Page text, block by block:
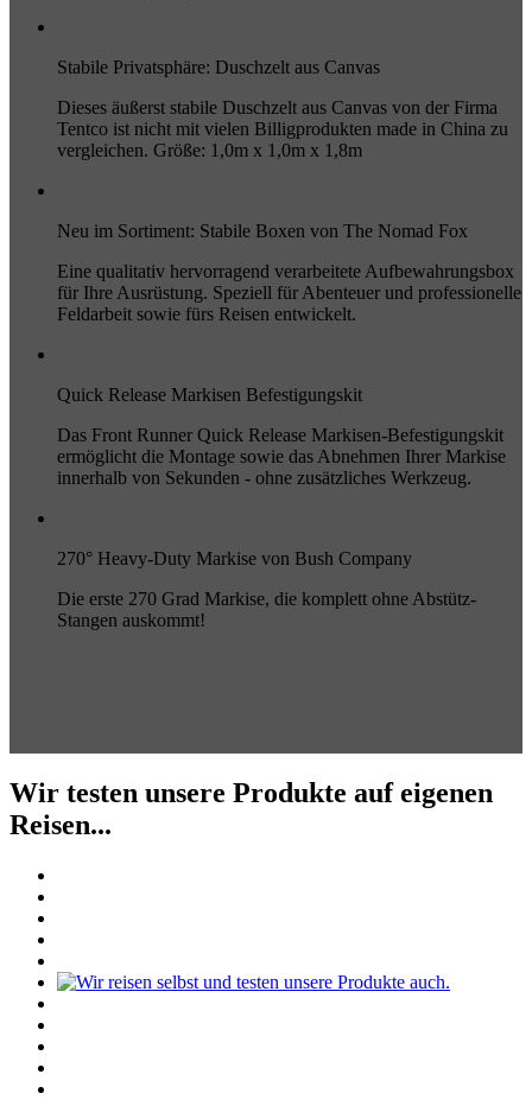
Stabile Privatsphäre: Duschzelt aus Canvas
Dieses äußerst stabile Duschzelt aus Canvas von der Firma
Tentco ist nicht mit vielen Billigprodukten made in China zu
vergleichen. Größe: 1,0m x 1,0m x 1,8m
Neu im Sortiment: Stabile Boxen von The Nomad Fox
Eine qualitativ hervorragend verarbeitete Aufbewahrungsbox
für Ihre Ausrüstung. Speziell für Abenteuer und professionelle
Feldarbeit sowie fürs Reisen entwickelt.
Quick Release Markisen Befestigungskit
Das Front Runner Quick Release Markisen-Befestigungskit
ermöglicht die Montage sowie das Abnehmen Ihrer Markise
innerhalb von Sekunden - ohne zusätzliches Werkzeug.
270° Heavy-Duty Markise von Bush Company
Die erste 270 Grad Markise, die komplett ohne Abstütz-
Stangen auskommt!
Wir testen unsere Produkte auf eigenen
Reisen...